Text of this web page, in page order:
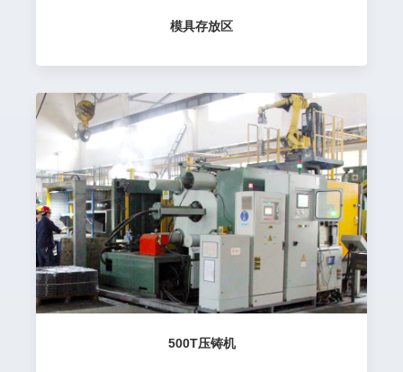
模具存放区
500T压铸机